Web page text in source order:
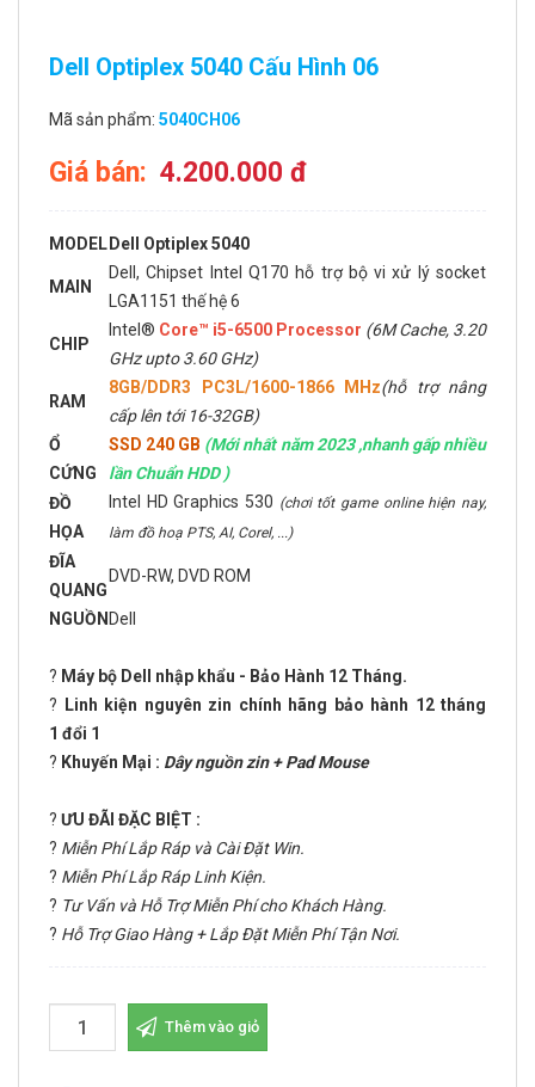
Dell Optiplex 5040 Cấu Hình 06
Mã sản phẩm: 5040CH06
Giá bán: 4.200.000 đ
MODEL Dell Optiplex 5040
MAIN
Dell, Chipset Intel Q170 hỗ trợ bộ vi xử lý socket
LGA1151 thế hệ 6
CHIP
Intel® Core™ i5-6500 Processor (6M Cache, 3.20
GHz upto 3.60 GHz)
RAM
8GB/DDR3 PC3L/1600-1866 MHz(hỗ trợ nâng
cấp lên tới 16-32GB)
Ổ
CỨNG
SSD 240 GB (Mới nhất năm 2023 ,nhanh gấp nhiều
lần Chuẩn HDD )
ĐỒ
HỌA
Intel HD Graphics 530 (chơi tốt game online hiện nay,
làm đồ hoạ PTS, AI, Corel, ...)
ĐĨA
QUANG
DVD-RW, DVD ROM
NGUỒN Dell
? Máy bộ Dell nhập khẩu - Bảo Hành 12 Tháng.
?
Linh kiện nguyên zin chính hãng bảo hành 12 tháng
1 đổi 1
? Khuyến Mại : Dây nguồn zin + Pad Mouse
? ƯU ĐÃI ĐẶC BIỆT :
? Miễn Phí Lắp Ráp và Cài Đặt Win.
? Miễn Phí Lắp Ráp Linh Kiện.
? Tư Vấn và Hỗ Trợ Miễn Phí cho Khách Hàng.
? Hỗ Trợ Giao Hàng + Lắp Đặt Miễn Phí Tận Nơi.
Thêm vào giỏ